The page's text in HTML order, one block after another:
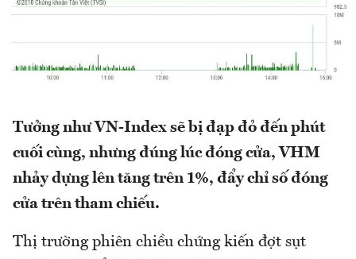
Tưởng như VN-Index sẽ bị đạp đỏ đến phút
cuối cùng, nhưng đúng lúc đóng cửa, VHM
nhảy dựng lên tăng trên 1%, đẩy chỉ số đóng
cửa trên tham chiếu.
Thị trường phiên chiều chứng kiến đợt sụt